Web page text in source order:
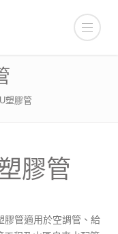
塑膠管
膠管
膠管適用於空調管、給